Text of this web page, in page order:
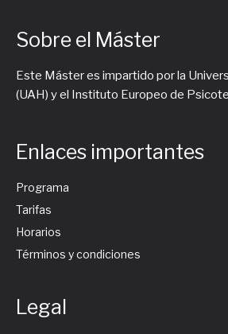
Sobre el Máster
Este Máster es impartido por la
(UAH) y el Instituto Europeo de
Enlaces importantes
Programa
Tarifas
Horarios
Términos y condiciones
Legal